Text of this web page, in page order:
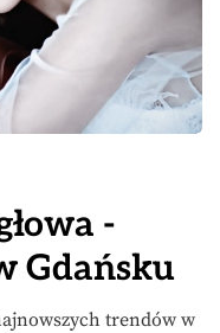
-
Gdańsku
trendów w